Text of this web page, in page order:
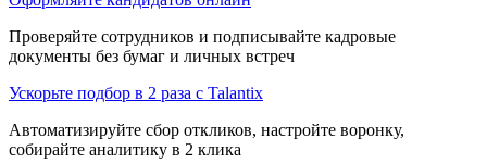
Проверяйте сотрудников и подписывайте кадровые
документы без бумаг и личных встреч
Ускорьте подбор в 2 раза с Talantix
Автоматизируйте сбор откликов, настройте воронку,
собирайте аналитику в 2 клика